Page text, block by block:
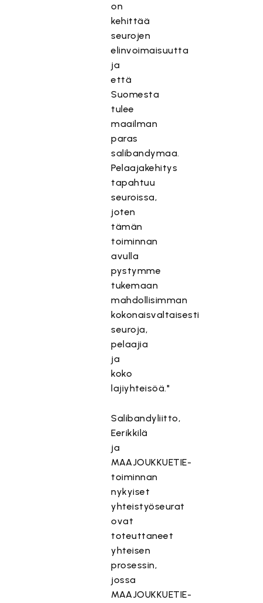
on
kehittää
seurojen
elinvoimaisuutta
ja
että
Suomesta
tulee
maailman
paras
salibandymaa.
Pelaajakehitys
tapahtuu
seuroissa,
joten
tämän
toiminnan
avulla
pystymme
tukemaan
mahdollisimman
kokonaisvaltaisesti
seuroja,
pelaajia
ja
koko
lajiyhteisöä."
Salibandyliitto,
Eerikkilä
ja
MAAJOUKKUETIE-
toiminnan
nykyiset
yhteistyöseurat
ovat
toteuttaneet
yhteisen
prosessin,
jossa
MAAJOUKKUETIE-